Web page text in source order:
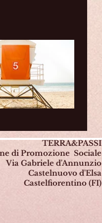
TERRA&PASSI
di Promozione Sociale
Via Gabriele d'Annunzio
Castelnuovo d'Elsa
Castelfiorentino (FI)